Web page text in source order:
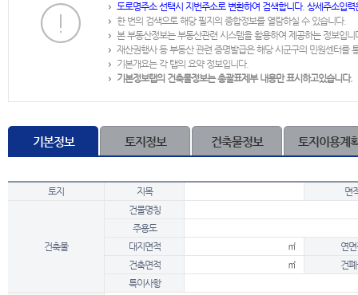
도로명주소 선택시 지번주소로 변환하여 검색합니다. 상세주소입
한 번의 검색으로 해당 필지의 종합정보를 열람하실 수 있습니다.
본 부동산정보는 부동산관련 시스템을 활용하여 제공하는 정보입니
재산권행사 등 부동산 관련 증명발급은 해당 시군구의 민원센터를
기본개요는 각 탭의 요약 정보입니다.
기본정보탭의 건축물정보는 총괄표제부 내용만 표시하고있습니다.
기본정보 토지정보 건축물정보 토지이용계
토지 지목 면
건축물
건물명칭
주용도
대지면적
㎡
연
건축면적
㎡
건
특이사항